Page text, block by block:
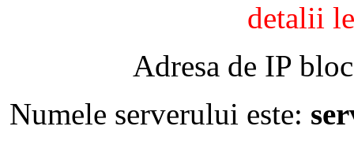
detalii
Adresa de IP
Numele serverului este: